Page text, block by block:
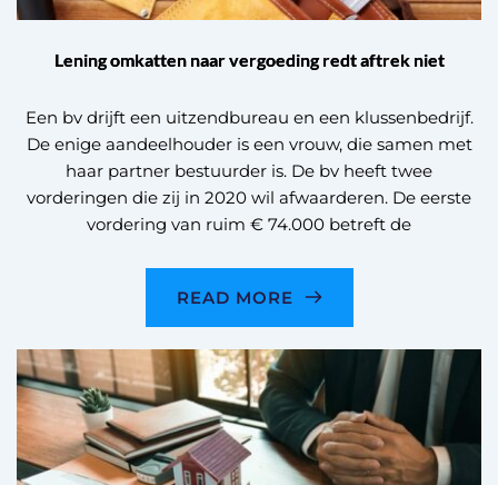
Lening omkatten naar vergoeding redt aftrek niet
Een bv drijft een uitzendbureau en een klussenbedrijf.
De enige aandeelhouder is een vrouw, die samen met
haar partner bestuurder is. De bv heeft twee
vorderingen die zij in 2020 wil afwaarderen. De eerste
vordering van ruim € 74.000 betreft de
READ MORE